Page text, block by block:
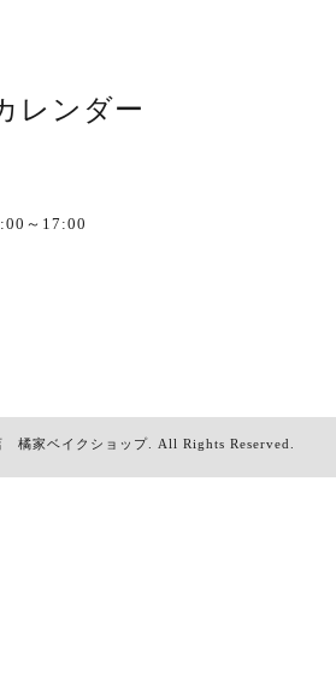
レンダー
～17:00
橘家ベイクショップ. All Rights Reserved.